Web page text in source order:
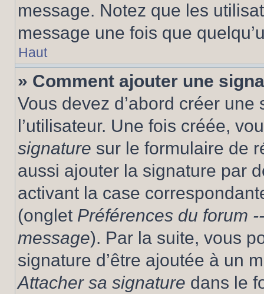
message. Notez que les
message une fois que
Haut
» Comment ajouter une
Vous devez d’abord créer
l’utilisateur. Une fois créée,
signature sur le formulaire de
aussi ajouter la signature par
activant la case
(onglet Préférences du forum
message). Par la suite, vous
signature d’être ajoutée à un
Attacher sa signature dans le